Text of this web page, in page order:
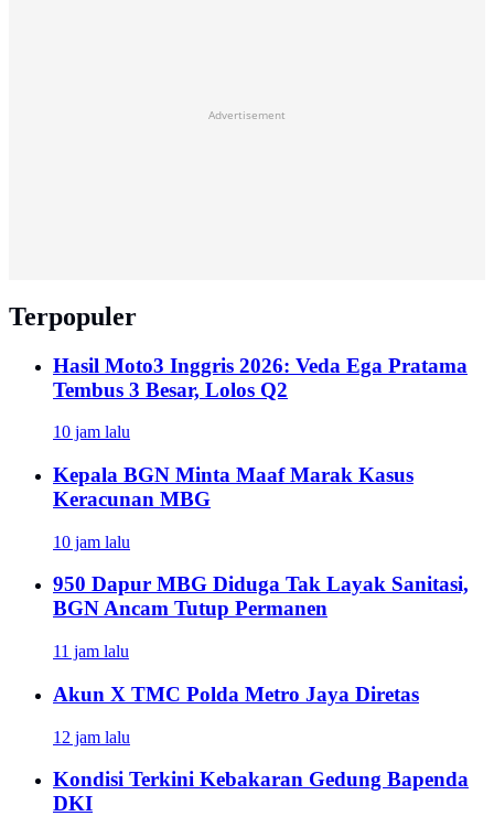
Advertisement
Terpopuler
Hasil Moto3 Inggris 2026: Veda Ega Pratama
Tembus 3 Besar, Lolos Q2
10 jam lalu
Kepala BGN Minta Maaf Marak Kasus
Keracunan MBG
10 jam lalu
950 Dapur MBG Diduga Tak Layak Sanitasi,
BGN Ancam Tutup Permanen
11 jam lalu
Akun X TMC Polda Metro Jaya Diretas
12 jam lalu
Kondisi Terkini Kebakaran Gedung Bapenda
DKI